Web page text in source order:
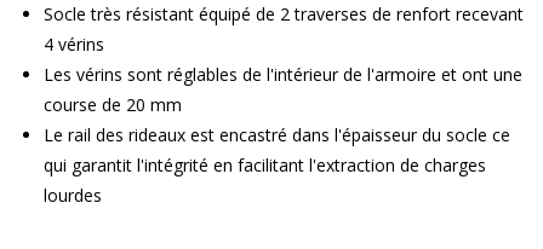
Socle très résistant équipé de 2 traverses de renfort recevant
4 vérins
Les vérins sont réglables de l'intérieur de l'armoire et ont une
course de 20 mm
Le rail des rideaux est encastré dans l'épaisseur du socle ce
qui garantit l'intégrité en facilitant l'extraction de charges
lourdes